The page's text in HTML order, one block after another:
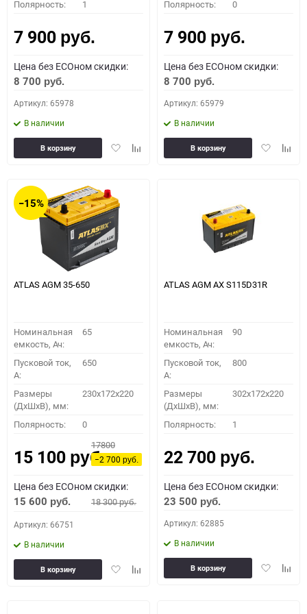
Полярность: 1
7 900 руб.
Цена без ECOном скидки:
8 700 руб.
Артикул: 65978
В наличии
ДобавитьДобавить
В корзину
Полярность: 0
7 900 руб.
Цена без ECOном скидки:
8 700 руб.
Артикул: 65979
В наличии
Добавить
В корзину
−15%
ATLAS AGM 35-650
Номинальная
емкость, Ач:
65
Пусковой ток,
A:
650
Размеры
(ДхШхВ), мм:
230x172x220
Полярность: 0
15 100 руб.
17800
−2 700руб.
Цена без ECOном скидки:
15 600 руб. 18 300руб.
Артикул: 66751
В наличии
ДобавитьДобавить
В корзину
ATLAS AGM AX S115D31R
Номинальная
емкость, Ач:
90
Пусковой ток,
A:
800
Размеры
(ДхШхВ), мм:
302x172x220
Полярность: 1
22 700 руб.
Цена без ECOном скидки:
23 500 руб.
Артикул: 62885
В наличии
Добавить
В корзину